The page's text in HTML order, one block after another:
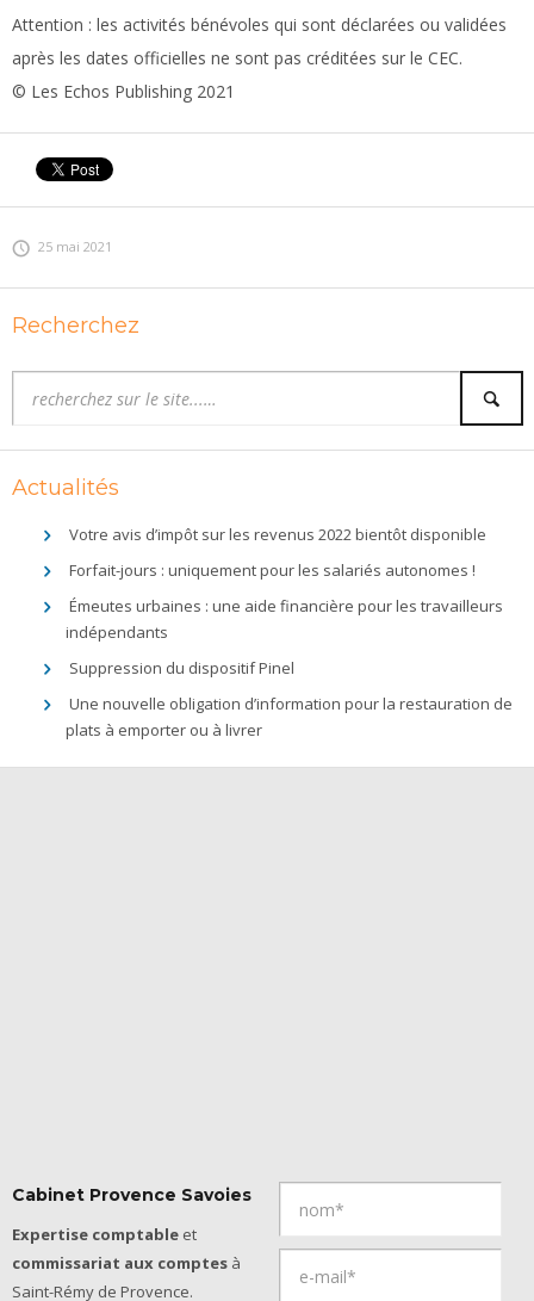
Attention : les activités bénévoles qui sont déclarées ou validées
après les dates officielles ne sont pas créditées sur le CEC.
© Les Echos Publishing 2021
25 mai 2021
Recherchez
Actualités
Votre avis d’impôt sur les revenus 2022 bientôt disponible
Forfait-jours : uniquement pour les salariés autonomes !
Émeutes urbaines : une aide financière pour les travailleurs
indépendants
Suppression du dispositif Pinel
Une nouvelle obligation d’information pour la restauration de
plats à emporter ou à livrer
Cabinet Provence Savoies
Expertise comptable et
commissariat aux comptes à
Saint-Rémy de Provence.